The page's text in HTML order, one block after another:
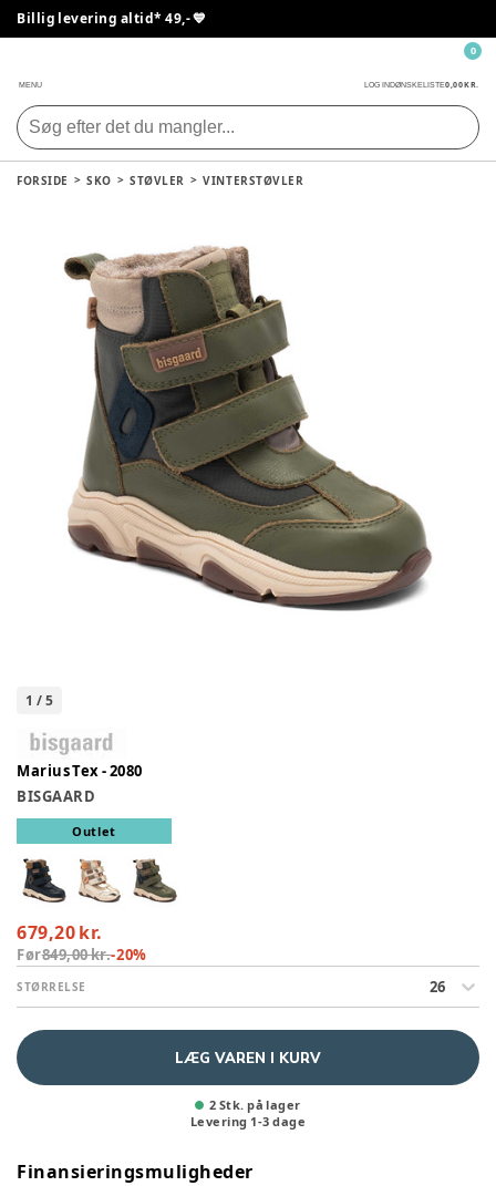
Billig levering altid* 49,- 💙
MENU LOG INDØNSKELISTE0,00 KR.
0
FORSIDE SKO STØVLER VINTERSTØVLER
1 /5
Marius Tex - 2080
BISGAARD
Outlet
679,20 kr.
Før849,00 kr.-20%
STØRRELSE 26
LÆG VAREN I KURV
2 Stk. på lager
Levering 1-3 dage
Finansieringsmuligheder